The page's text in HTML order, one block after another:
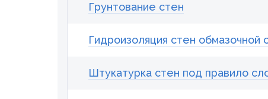
Грунтование стен
Гидроизоляция стен обмазочной
Штукатурка стен под правило